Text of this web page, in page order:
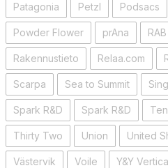
Patagonia Petzl Podsacs
Powder Flower prAna RAB
Rakennustieto Relaa.com
Scarpa Sea to Summit
Spark R&D Spark R&D
Thirty Two Union United
Västervik Voile Y&Y